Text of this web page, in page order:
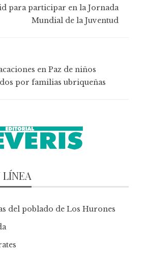
para participar en la Jornada
Mundial de la Juventud
en Paz de niños
por familias ubriqueñas
LÍNEA
del poblado de Los Hurones